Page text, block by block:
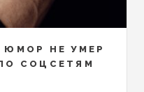
НЕ УМЕР
СОЦСЕТЯМ